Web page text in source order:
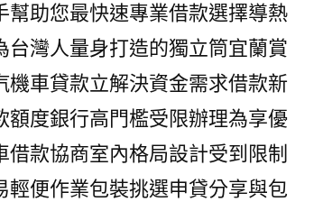
助您最快速專業借款選擇導熱
灣人量身打造的獨立筒宜蘭賞
車貸款立解決資金需求借款新
度銀行高門檻受限辦理為享優
款協商室內格局設計受到限制
便作業包裝挑選申貸分享與包